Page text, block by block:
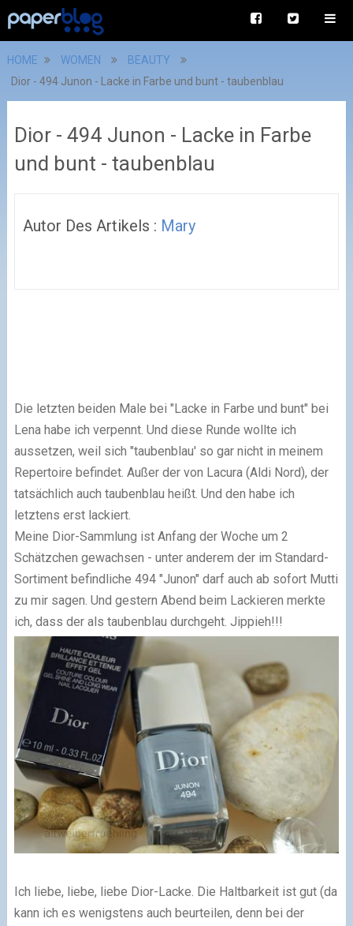
HOME WOMEN
BEAUTY
Dior - 494 Junon - Lacke in Farbe und bunt - taubenblau
Dior - 494 Junon - Lacke in Farbe
und bunt - taubenblau
Autor Des Artikels : Mary
Die letzten beiden Male bei "Lacke in Farbe und bunt" bei
Lena habe ich verpennt. Und diese Runde wollte ich
aussetzen, weil sich "taubenblau' so gar nicht in meinem
Repertoire befindet. Außer der von Lacura (Aldi Nord), der
tatsächlich auch taubenblau heißt. Und den habe ich
letztens erst lackiert.
Meine Dior-Sammlung ist Anfang der Woche um 2
Schätzchen gewachsen - unter anderem der im Standard-
Sortiment befindliche 494 "Junon" darf auch ab sofort Mutti
zu mir sagen. Und gestern Abend beim Lackieren merkte
ich, dass der als taubenblau durchgeht. Jippieh!!!
Ich liebe, liebe, liebe Dior-Lacke. Die Haltbarkeit ist gut (da
kann ich es wenigstens auch beurteilen, denn bei der